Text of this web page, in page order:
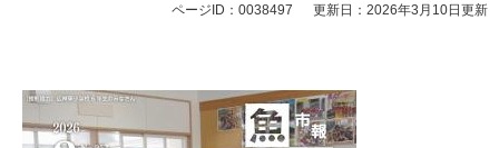
ページID：0038497 更新日：2026年3月10日更新